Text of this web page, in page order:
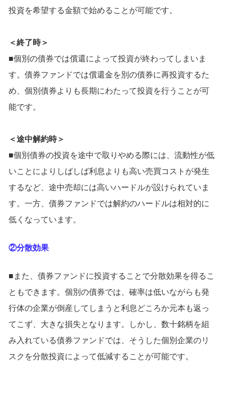
投資を希望する金額で始めることが可能です。
＜終了時＞
■個別の債券では償還によって投資が終わってしまいま
す。債券ファンドでは償還金を別の債券に再投資するた
め、個別債券よりも長期にわたって投資を行うことが可
能です。
＜途中解約時＞
■個別債券の投資を途中で取りやめる際には、流動性が低
いことによりしばしば利息よりも高い売買コストが発生
するなど、途中売却には高いハードルが設けられていま
す。一方、債券ファンドでは解約のハードルは相対的に
低くなっています。
②分散効果
■また、債券ファンドに投資することで分散効果を得るこ
ともできます。個別の債券では、確率は低いながらも発
行体の企業が倒産してしまうと利息どころか元本も返っ
てこず、大きな損失となります。しかし、数十銘柄を組
み入れている債券ファンドでは、そうした個別企業のリ
スクを分散投資によって低減することが可能です。